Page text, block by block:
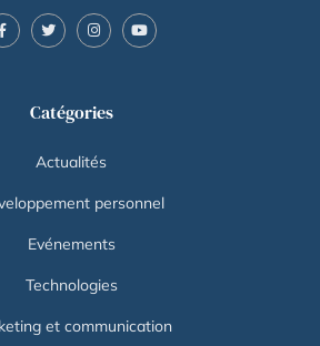
Catégories
Actualités
personnel
Evénements
Technologies
et communication